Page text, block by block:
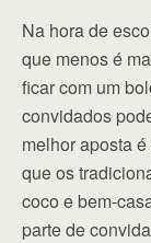
Na hora de
que menos é
ficar com um
convidados
melhor aposta
que os
coco e bem-
parte de